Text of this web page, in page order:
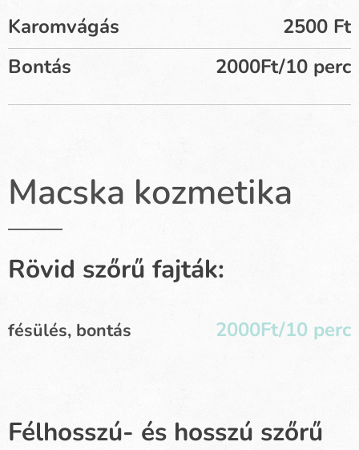
Karomvágás
2500 Ft
Bontás
2000Ft/10 perc
Macska kozmetika
Rövid szőrű fajták:
fésülés, bontás 2000Ft/10 perc
Félhosszú- és hosszú szőrű